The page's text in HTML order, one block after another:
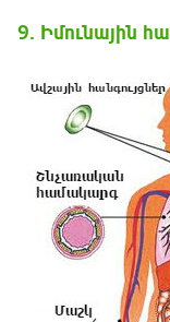
9. Իմունային